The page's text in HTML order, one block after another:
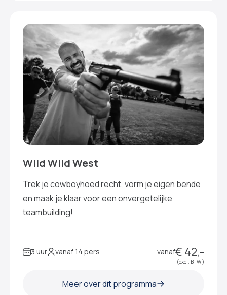
Wild Wild West
Trek je cowboyhoed recht, vorm je eigen bende
en maak je klaar voor een onvergetelijke
teambuilding!
3 uur vanaf 14 pers vanaf€ 42,-
(excl. BTW )
Meer over dit programma